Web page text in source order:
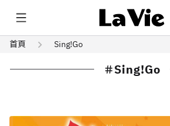
首頁 Sing!Go
Sing!Go